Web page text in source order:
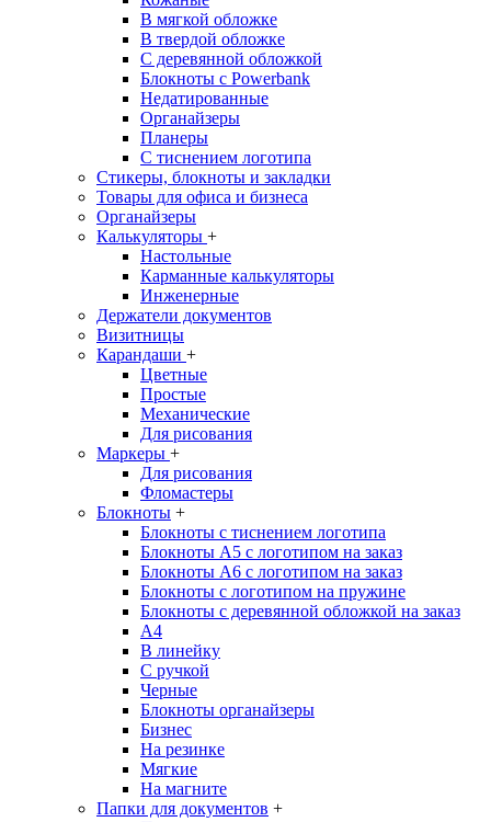
В мягкой обложке
В твердой обложке
С деревянной обложкой
Блокноты с Powerbank
Недатированные
Органайзеры
Планеры
С тиснением логотипа
Стикеры, блокноты и закладки
Товары для офиса и бизнеса
Органайзеры
Калькуляторы +
Настольные
Карманные калькуляторы
Инженерные
Держатели документов
Визитницы
Карандаши +
Цветные
Простые
Механические
Для рисования
Маркеры +
Для рисования
Фломастеры
Блокноты +
Блокноты с тиснением логотипа
Блокноты А5 с логотипом на заказ
Блокноты А6 с логотипом на заказ
Блокноты с логотипом на пружине
Блокноты с деревянной обложкой на заказ
A4
В линейку
С ручкой
Черные
Блокноты органайзеры
Бизнес
На резинке
Мягкие
На магните
Папки для документов +